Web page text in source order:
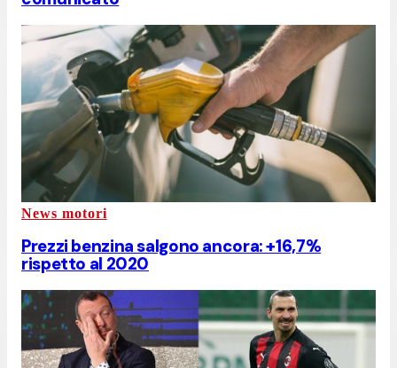
News motori
Prezzi benzina salgono ancora: +16,7%
rispetto al 2020